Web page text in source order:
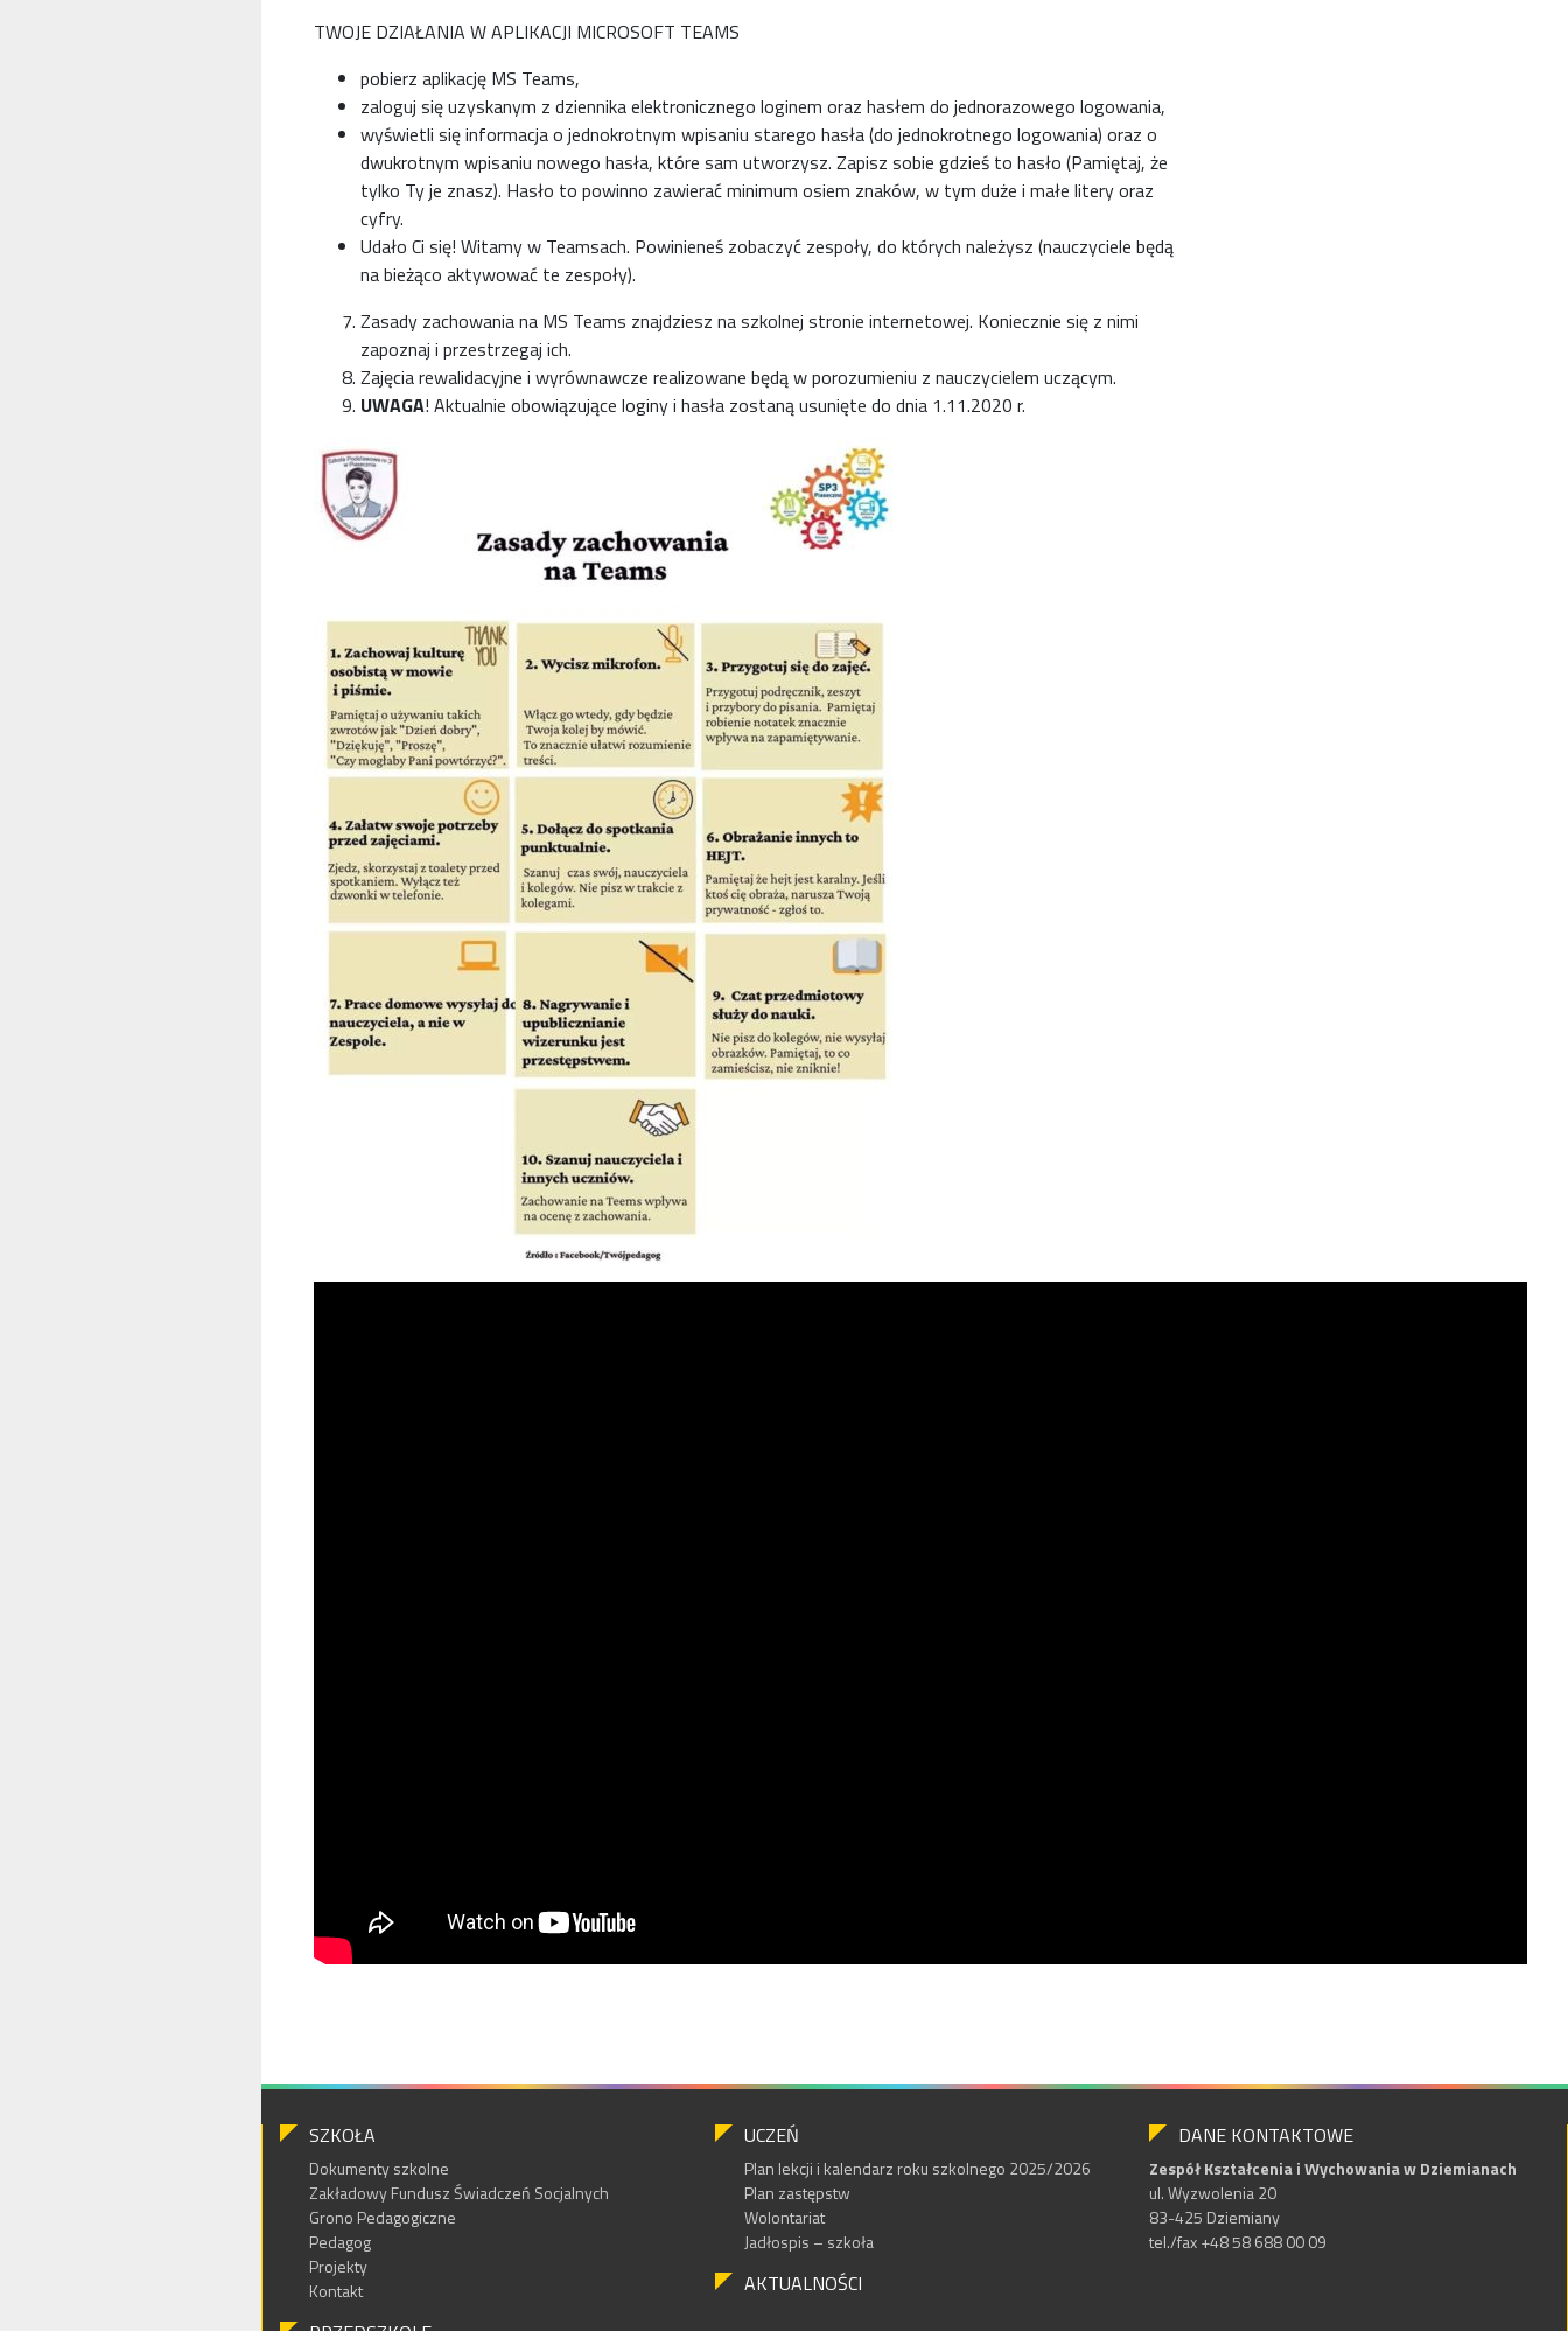
TWOJE DZIAŁANIA W APLIKACJI MICROSOFT TEAMS
pobierz aplikację MS Teams,
zaloguj się uzyskanym z dziennika elektronicznego loginem oraz hasłem do jednorazowego logowania,
wyświetli się informacja o jednokrotnym wpisaniu starego hasła (do jednokrotnego logowania) oraz o
dwukrotnym wpisaniu nowego hasła, które sam utworzysz. Zapisz sobie gdzieś to hasło (Pamiętaj, że
tylko Ty je znasz). Hasło to powinno zawierać minimum osiem znaków, w tym duże i małe litery oraz
cyfry.
Udało Ci się! Witamy w Teamsach. Powinieneś zobaczyć zespoły, do których należysz (nauczyciele będą
na bieżąco aktywować te zespoły).
Zasady zachowania na MS Teams znajdziesz na szkolnej stronie internetowej. Koniecznie się z nimi
zapoznaj i przestrzegaj ich.
Zajęcia rewalidacyjne i wyrównawcze realizowane będą w porozumieniu z nauczycielem uczącym.
UWAGA! Aktualnie obowiązujące loginy i hasła zostaną usunięte do dnia 1.11.2020 r.
SZKOŁA
Dokumenty szkolne
Zakładowy Fundusz Świadczeń Socjalnych
Grono Pedagogiczne
Pedagog
Projekty
Kontakt
UCZEŃ
Plan lekcji i kalendarz roku szkolnego 2025/2026
Plan zastępstw
Wolontariat
Jadłospis – szkoła
AKTUALNOŚCI
DANE KONTAKTOWE
Zespół Kształcenia i Wychowania w Dziemianach
ul. Wyzwolenia 20
83-425 Dziemiany
tel./fax +48 58 688 00 09